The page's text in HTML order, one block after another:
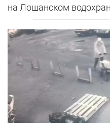
на Лошанском